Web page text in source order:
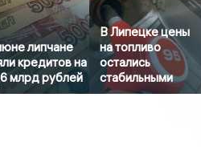
липчане
кредитов на
млрд рублей
В Липецке цены
на топливо
остались
стабильными